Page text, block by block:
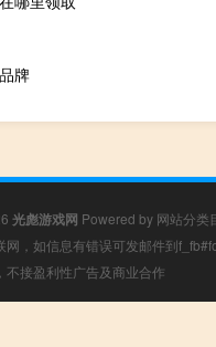
牌
光彪游戏网 Powered by 网站分类
网，如信息有错误可发邮件到
接盈利性广告及商业合作